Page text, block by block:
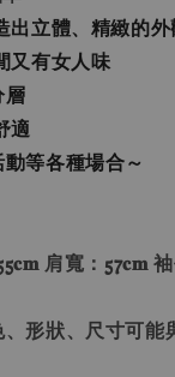
出立體、精緻的外
又有女人味
層
適
等各種場合～
肩寬：57𝐜𝐦
形狀、尺寸可能